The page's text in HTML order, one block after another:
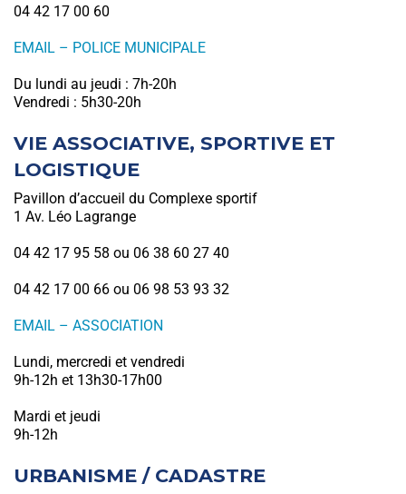
04 42 17 00 60
EMAIL – POLICE MUNICIPALE
Du lundi au jeudi : 7h-20h
Vendredi : 5h30-20h
VIE ASSOCIATIVE, SPORTIVE ET
LOGISTIQUE
Pavillon d’accueil du Complexe sportif
1 Av. Léo Lagrange
04 42 17 95 58 ou 06 38 60 27 40
04 42 17 00 66 ou 06 98 53 93 32
EMAIL – ASSOCIATION
Lundi, mercredi et vendredi
9h-12h et 13h30-17h00
Mardi et jeudi
9h-12h
URBANISME / CADASTRE